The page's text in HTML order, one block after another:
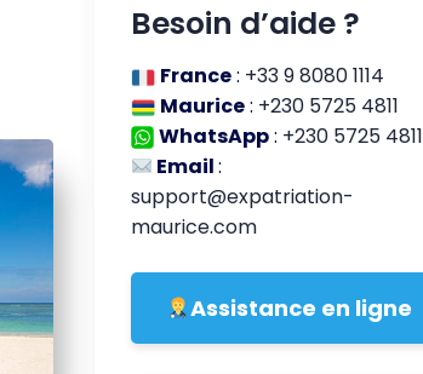
Besoin d’aide ?
France: +33 9 8080 1114
Maurice: +230 5725 4811
WhatsApp: +230 5725 4811
Email:
support@expatriation-
maurice.com
Assistance en ligne